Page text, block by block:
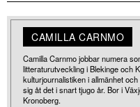
CAMILLA CARNMO
Camilla Carnmo jobbar numera
litteraturutveckling i Blekinge och
kulturjournalistiken i allmänhet
sig åt det i snart tjugo år. Bor i
Kronoberg.